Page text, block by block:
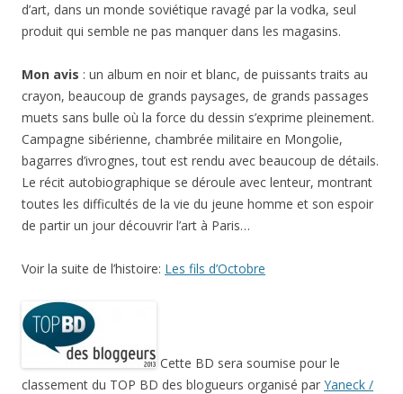
d’art, dans un monde soviétique ravagé par la vodka, seul
produit qui semble ne pas manquer dans les magasins.
Mon avis : un album en noir et blanc, de puissants traits au
crayon, beaucoup de grands paysages, de grands passages
muets sans bulle où la force du dessin s’exprime pleinement.
Campagne sibérienne, chambrée militaire en Mongolie,
bagarres d’ivrognes, tout est rendu avec beaucoup de détails.
Le récit autobiographique se déroule avec lenteur, montrant
toutes les difficultés de la vie du jeune homme et son espoir
de partir un jour découvrir l’art à Paris…
Voir la suite de l’histoire: Les fils d’Octobre
Cette BD sera soumise pour le
classement du TOP BD des blogueurs organisé par Yaneck /